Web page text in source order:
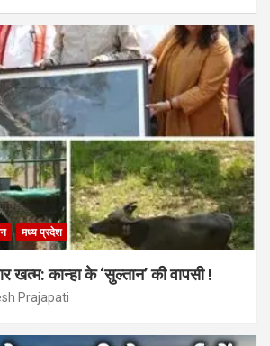
मध्य प्रदेश
खत्म: कान्हा के ‘सुल्तान’ की वापसी !
Prajapati